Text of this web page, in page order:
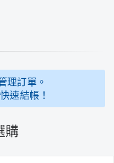
理訂單。
速結帳！
購